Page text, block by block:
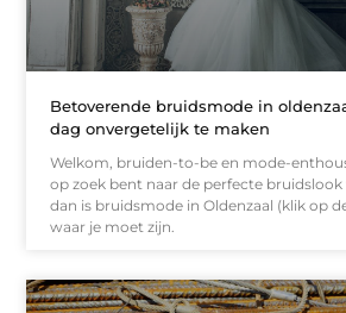
Betoverende bruidsmode in
dag onvergetelijk te maken
Welkom, bruiden-to-be en mode-
op zoek bent naar de perfecte bruidslook
dan is bruidsmode in Oldenzaal (klik op
waar je moet zijn.